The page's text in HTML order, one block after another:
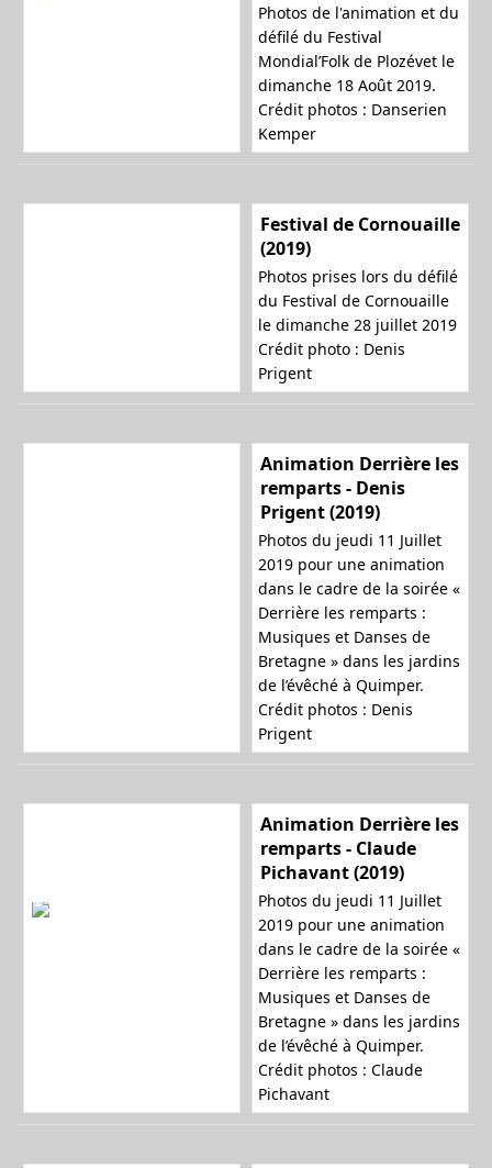
Photos de l'animation et du
défilé du Festival
Mondial’Folk de Plozévet le
dimanche 18 Août 2019.
Crédit photos : Danserien
Kemper
Festival de Cornouaille
(2019)
Photos prises lors du défilé
du Festival de Cornouaille
le dimanche 28 juillet 2019
Crédit photo : Denis
Prigent
Animation Derrière les
remparts - Denis
Prigent (2019)
Photos du jeudi 11 Juillet
2019 pour une animation
dans le cadre de la soirée «
Derrière les remparts :
Musiques et Danses de
Bretagne » dans les jardins
de l’évêché à Quimper.
Crédit photos : Denis
Prigent
Animation Derrière les
remparts - Claude
Pichavant (2019)
Photos du jeudi 11 Juillet
2019 pour une animation
dans le cadre de la soirée «
Derrière les remparts :
Musiques et Danses de
Bretagne » dans les jardins
de l’évêché à Quimper.
Crédit photos : Claude
Pichavant